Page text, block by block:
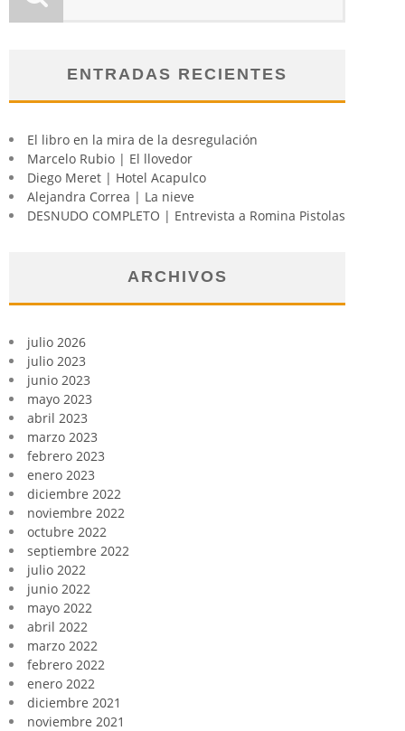
ENTRADAS RECIENTES
El libro en la mira de la desregulación
Marcelo Rubio | El llovedor
Diego Meret | Hotel Acapulco
Alejandra Correa | La nieve
DESNUDO COMPLETO | Entrevista a Romina Pistolas
ARCHIVOS
julio 2026
julio 2023
junio 2023
mayo 2023
abril 2023
marzo 2023
febrero 2023
enero 2023
diciembre 2022
noviembre 2022
octubre 2022
septiembre 2022
julio 2022
junio 2022
mayo 2022
abril 2022
marzo 2022
febrero 2022
enero 2022
diciembre 2021
noviembre 2021